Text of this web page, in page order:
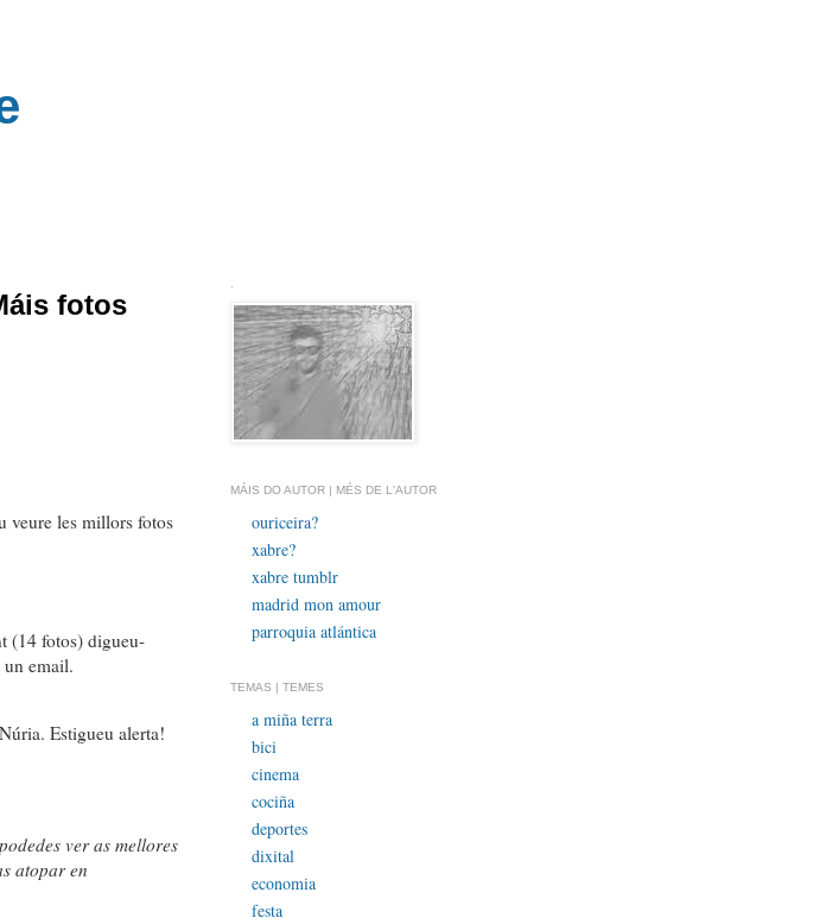
fotos
veure les millors fotos
(14 fotos) digueu-
email.
Estigueu alerta!
ver as mellores
atopar en
MÁIS DO AUTOR | MÉS DE L'AUTOR
ouriceira?
xabre?
xabre tumblr
madrid mon amour
parroquia atlántica
TEMAS | TEMES
a miña terra
bici
cinema
cociña
deportes
dixital
economia
festa